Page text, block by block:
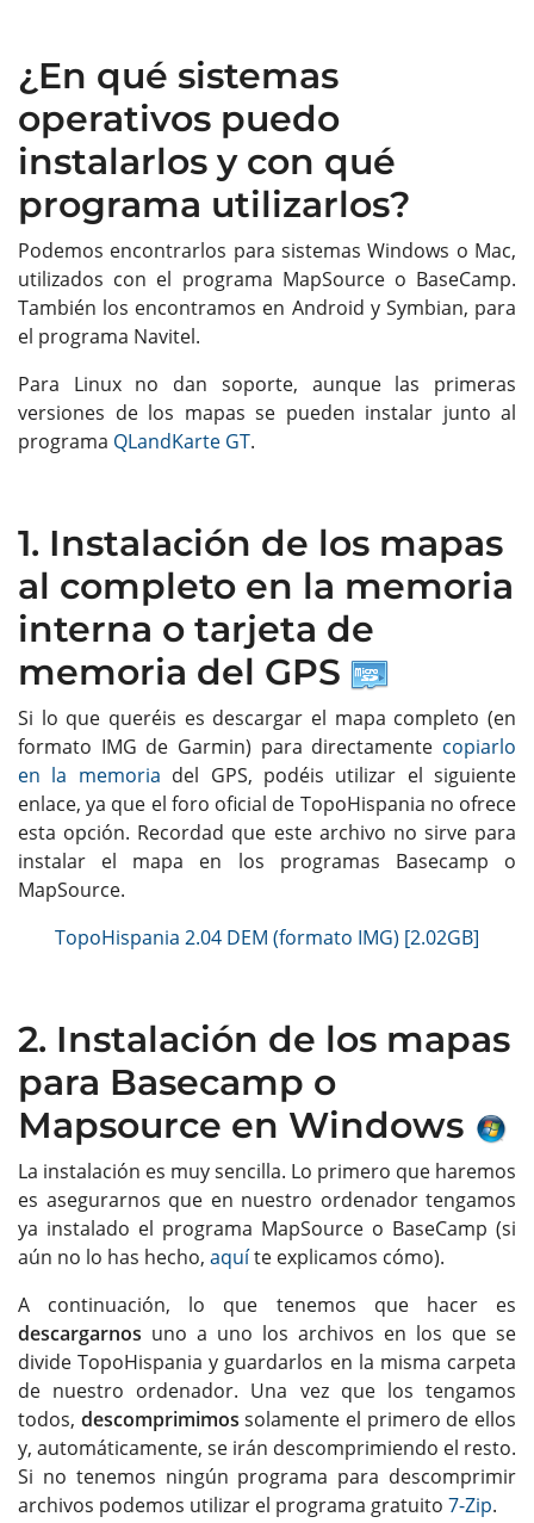
¿En qué sistemas
operativos puedo
instalarlos y con qué
programa utilizarlos?
Podemos encontrarlos para sistemas Windows o Mac,
utilizados con el programa MapSource o BaseCamp.
También los encontramos en Android y Symbian, para
el programa Navitel.
Para Linux no dan soporte, aunque las primeras
versiones de los mapas se pueden instalar junto al
programa QLandKarte GT.
1. Instalación de los mapas
al completo en la memoria
interna o tarjeta de
memoria del GPS
Si lo que queréis es descargar el mapa completo (en
formato IMG de Garmin) para directamente copiarlo
en la memoria del GPS, podéis utilizar el siguiente
enlace, ya que el foro oficial de TopoHispania no ofrece
esta opción. Recordad que este archivo no sirve para
instalar el mapa en los programas Basecamp o
MapSource.
TopoHispania 2.04 DEM (formato IMG) [2.02GB]
2. Instalación de los mapas
para Basecamp o
Mapsource en Windows
La instalación es muy sencilla. Lo primero que haremos
es asegurarnos que en nuestro ordenador tengamos
ya instalado el programa MapSource o BaseCamp (si
aún no lo has hecho, aquíte explicamos cómo).
A continuación, lo que tenemos que hacer es
descargarnos uno a uno los archivos en los que se
divide TopoHispania y guardarlos en la misma carpeta
de nuestro ordenador. Una vez que los tengamos
todos, descomprimimos solamente el primero de ellos
y, automáticamente, se irán descomprimiendo el resto.
Si no tenemos ningún programa para descomprimir
archivos podemos utilizar el programa gratuito 7-Zip.